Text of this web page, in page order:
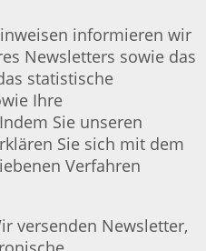
informieren wir
Newsletters sowie das
statistische
Ihre
Sie unseren
Sie sich mit dem
Verfahren
versenden Newsletter,